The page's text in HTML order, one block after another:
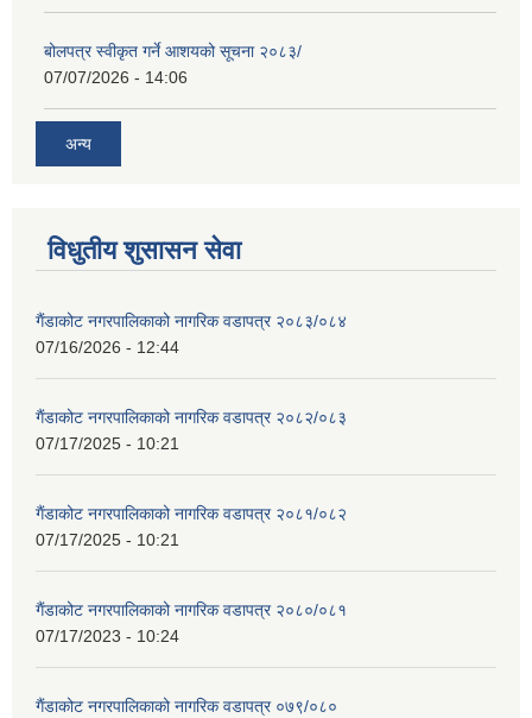
बोलपत्र स्वीकृत गर्ने आशयको सूचना २०८३/
07/07/2026 - 14:06
अन्य
विधुतीय शुसासन सेवा
गैंडाकोट नगरपालिकाको नागरिक वडापत्र २०८३/०८४
07/16/2026 - 12:44
गैंडाकोट नगरपालिकाको नागरिक वडापत्र २०८२/०८३
07/17/2025 - 10:21
गैंडाकोट नगरपालिकाको नागरिक वडापत्र २०८१/०८२
07/17/2025 - 10:21
गैंडाकोट नगरपालिकाको नागरिक वडापत्र २०८०/०८१
07/17/2023 - 10:24
गैंडाकोट नगरपालिकाको नागरिक वडापत्र ०७९/०८०